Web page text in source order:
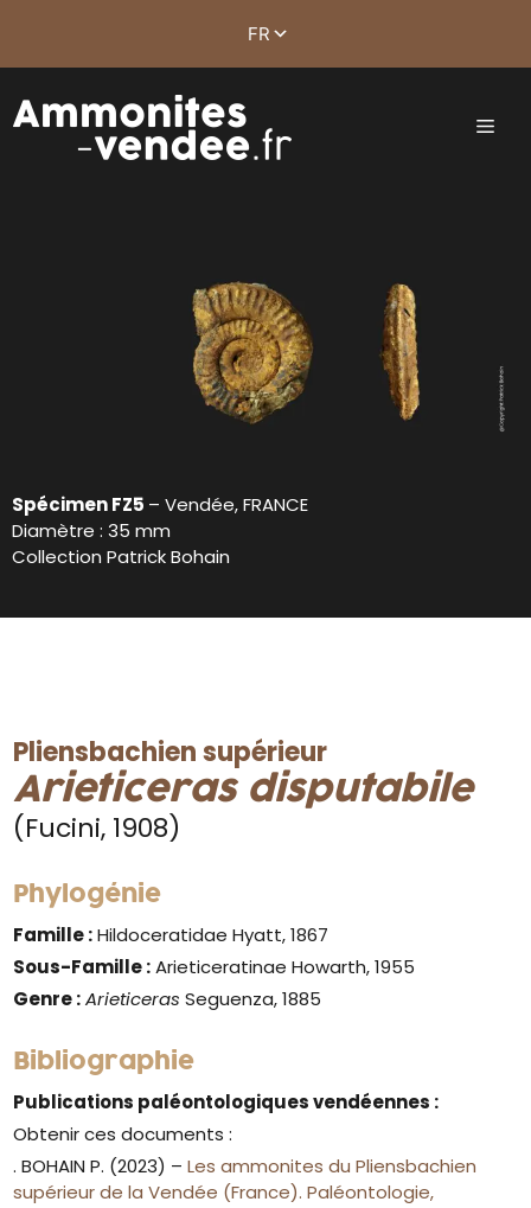
Spécimen FZ5 – Vendée, FRANCE
Diamètre : 35 mm
Collection Patrick Bohain
Pliensbachien supérieur
Arieticeras disputabile
(Fucini, 1908)
Phylogénie
Famille :Hildoceratidae Hyatt, 1867
Sous-Famille :Arieticeratinae Howarth, 1955
Genre : Arieticeras Seguenza, 1885
Bibliographie
Publications paléontologiques vendéennes :
Obtenir ces documents :
. BOHAIN P. (2023) –Les ammonites du Pliensbachien
supérieur de la Vendée (France). Paléontologie,